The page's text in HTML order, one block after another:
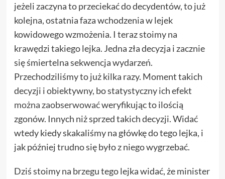
jeżeli zaczyna to przeciekać do decydentów, to już
kolejna, ostatnia faza wchodzenia w lejek
kowidowego wzmożenia. I teraz stoimy na
krawędzi takiego lejka. Jedna zła decyzja i zacznie
się śmiertelna sekwencja wydarzeń.
Przechodziliśmy to już kilka razy. Moment takich
decyzji i obiektywny, bo statystyczny ich efekt
można zaobserwowaćweryfikując to ilością
zgonów. Innych niż sprzed takich decyzji. Widać
wtedy kiedy skakaliśmy na główkę do tego lejka, i
jak później trudno się było z niego wygrzebać.
Dziś stoimy na brzegu tego lejka widać, że minister